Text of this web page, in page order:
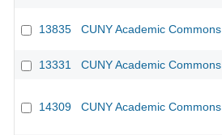
13835 CUNY Academic Commons
13331 CUNY Academic Commons
14309 CUNY Academic Commons